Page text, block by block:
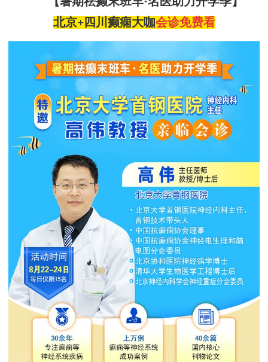
北京+四川 癫痫大咖会诊免费看